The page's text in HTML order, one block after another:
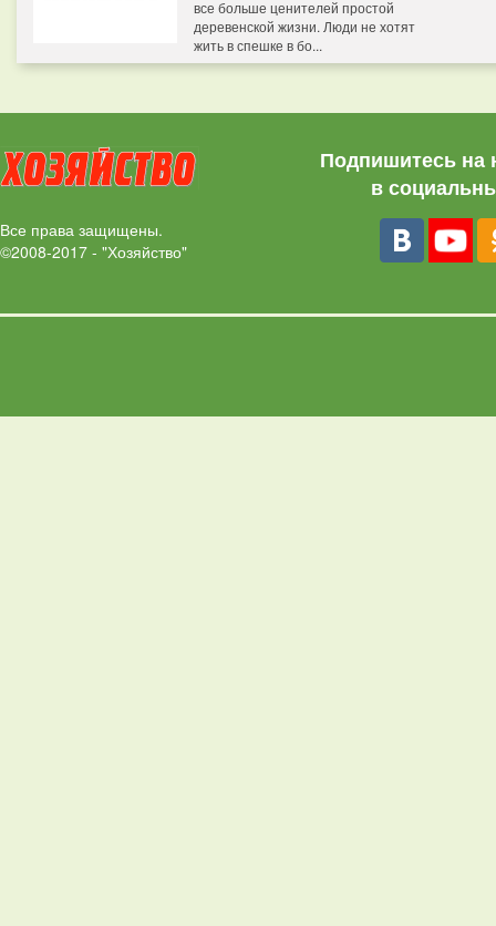
все больше ценителей простой
деревенской жизни. Люди не хотят
жить в спешке в бо...
Все права защищены.
©2008-2017 - "Хозяйство"
Подпишитесь на
в